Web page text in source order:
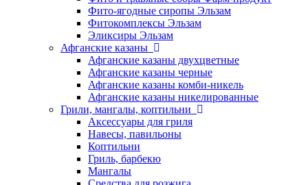
Фито-ягодные сиропы Эльзам
Фитокомплексы Эльзам
Эликсиры Эльзам
Афганские казаны
Афганские казаны двухцветные
Афганские казаны черные
Афганские казаны комби-никель
Афганские казаны никелированные
Грили, мангалы, коптильни
Аксессуары для гриля
Навесы, павильоны
Коптильни
Гриль, барбекю
Мангалы